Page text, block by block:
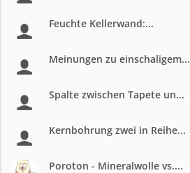
Feuchte Kellerwand:...
Meinungen zu einschaligem...
Spalte zwischen Tapete un...
Kernbohrung zwei in Reihe...
Poroton - Mineralwolle vs....